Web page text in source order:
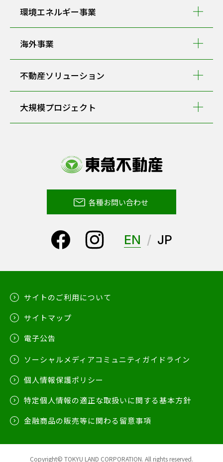
環境エネルギー事業
海外事業
不動産ソリューション
大規模プロジェクト
各種お問い合わせ
EN JP
サイトのご利用について
サイトマップ
電子公告
ソーシャルメディアコミュニティガイドライン
個人情報保護ポリシー
特定個人情報の適正な取扱いに関する基本方針
金融商品の販売等に関わる留意事項
Copyright© TOKYU LAND CORPORATION. All rights reserved.